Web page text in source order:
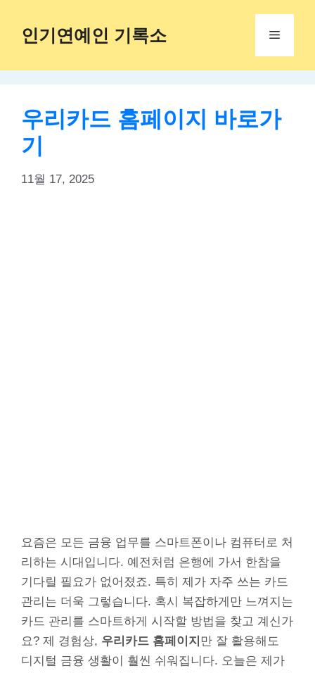
content
인기연예인 기록소 Menu
우리카드 홈페이지 바로가
기
11월 17, 2025
요즘은 모든 금융 업무를 스마트폰이나 컴퓨터로 처
리하는 시대입니다. 예전처럼 은행에 가서 한참을
기다릴 필요가 없어졌죠. 특히 제가 자주 쓰는 카드
관리는 더욱 그렇습니다. 혹시 복잡하게만 느껴지는
카드 관리를 스마트하게 시작할 방법을 찾고 계신가
요? 제 경험상, 우리카드 홈페이지 만 잘 활용해도
디지털 금융 생활이 훨씬 쉬워집니다. 오늘은 제가